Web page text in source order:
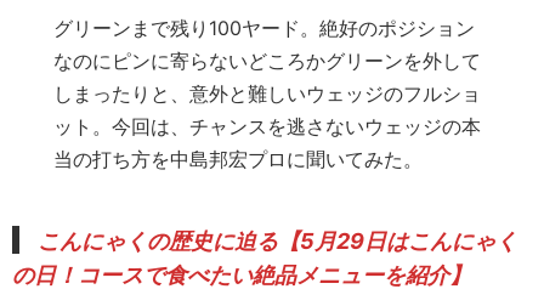
グリーンまで残り100ヤード。絶好のポジション
なのにピンに寄らないどころかグリーンを外して
しまったりと、意外と難しいウェッジのフルショ
ット。今回は、チャンスを逃さないウェッジの本
当の打ち方を中島邦宏プロに聞いてみた。
こんにゃくの歴史に迫る 【5月29日はこんにゃく
の日！コースで食べたい絶品メニューを紹介】